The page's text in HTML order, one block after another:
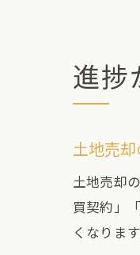
進捗
土地売
土地売却
買契約」
くなります